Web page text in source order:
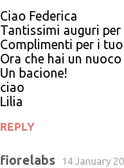
Ciao Federica
Tantissimi auguri
Complimenti per i
Ora che hai un
Un bacione!
ciao
Lilia
REPLY
fiorelabs 14 January